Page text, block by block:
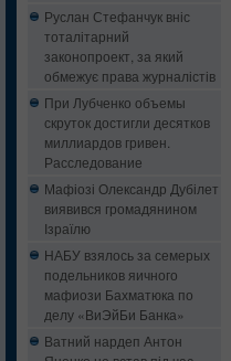
Руслан Стефанчук вніс
тоталітарний
законопроект, за який
обмежує права журналістів
При Лубченко объемы
скруток достигли десятков
миллиардов гривен.
Расследование
Мафіозі Олександр Дубілет
виявився громадянином
Ізраїлю
НАБУ взялось за семерых
подельников яичного
мафиози Бахматюка по
делу «ВиЭйБи Банка»
Ватний нардеп Антон